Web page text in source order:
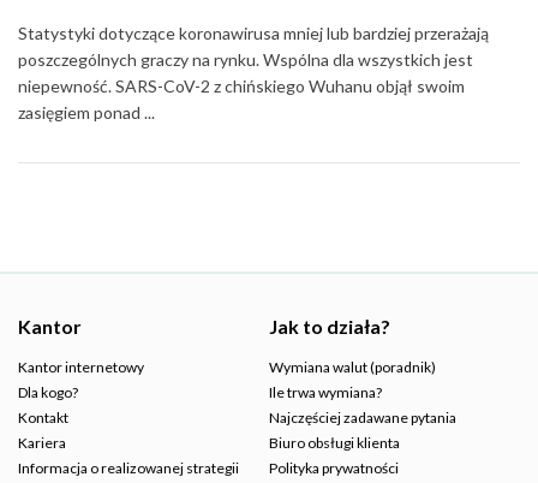
Statystyki dotyczące koronawirusa mniej lub bardziej przerażają
poszczególnych graczy na rynku. Wspólna dla wszystkich jest
niepewność. SARS-CoV-2 z chińskiego Wuhanu objął swoim
zasięgiem ponad ...
Kantor
Kantor internetowy
Dla kogo?
Kontakt
Kariera
Informacja o realizowanej strategii
Jak to działa?
Wymiana walut (poradnik)
Ile trwa wymiana?
Najczęściej zadawane pytania
Biuro obsługi klienta
Polityka prywatności